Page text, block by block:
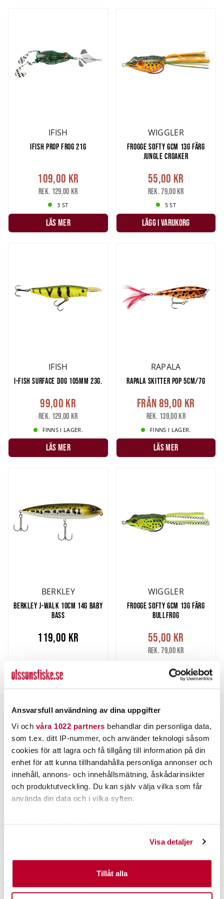
Ansvarsfull användning av dina uppgifter
Vi och våra 1022 partners behandlar din personliga data,
som t.ex. ditt IP-nummer, och använder teknologi såsom
cookies för att lagra och få tillgång till information på din
enhet för att kunna tillhandahålla personliga annonser och
innehåll, annons- och innehållsmätning, åskådarinsikter
och produktutveckling. Du kan själv välja vilka som får
använda din data och i vilka syften.
Identifiera din enhet genom att aktivt skanna den för
specifika kännetecken (fingeravtryck)
Ta reda på mer om hur dina personliga uppgifter
Visa detaljer
Tillåt alla
IFISH
IFISH PROP FROG 21G
109,00 kr
Rek. 129,00 kr
3 ST
LÄS MER
WIGGLER
FROGGE SOFTY 6CM 13G FÄRG
JUNGLE CROAKER
55,00 kr
Rek. 79,00 kr
5 ST
LÄGG I VARUKORG
IFISH
I-FISH SURFACE DOG 105MM 23G.
99,00 kr
Rek. 129,00 kr
FINNS I LAGER.
LÄS MER
RAPALA
RAPALA SKITTER POP 5CM/7G
Från89,00 kr
Rek. 139,00 kr
FINNS I LAGER.
LÄS MER
BERKLEY
BERKLEY J-WALK 10CM 14G BABY
BASS
119,00 kr
LÄGG I VARUKORG
WIGGLER
FROGGE SOFTY 6CM 13G FÄRG
BULLFROG
55,00 kr
Rek. 79,00 kr
LÄGG I VARUKORG
115,00 kr
FINNS I LAGER.
IFISH MINI MONSTER FROG 53G
219,00 kr
FINNS I LAGER.